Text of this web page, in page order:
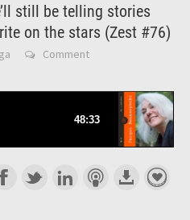
still be telling stories
on the stars (Zest #76)
Comment